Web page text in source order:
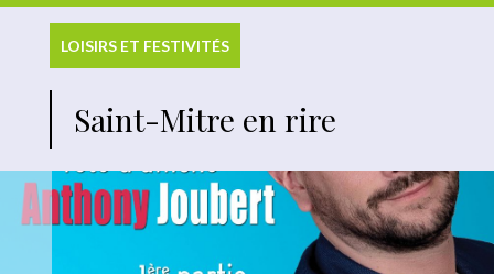
LOISIRS ET FESTIVITÉS
Saint-Mitre en rire